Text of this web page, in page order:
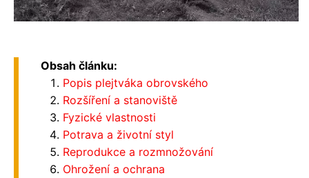
Obsah článku:
Popis plejtváka obrovského
Rozšíření a stanoviště
Fyzické vlastnosti
Potrava a životní styl
Reprodukce a rozmnožování
Ohrožení a ochrana